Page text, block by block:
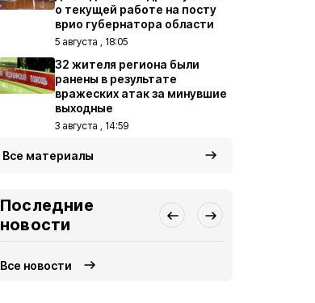
о текущей работе на посту
врио губернатора области
5 августа , 18:05
32 жителя региона были
ранены в результате
вражеских атак за минувшие
выходные
3 августа , 14:59
Все материалы
Последние
новости
Все новости